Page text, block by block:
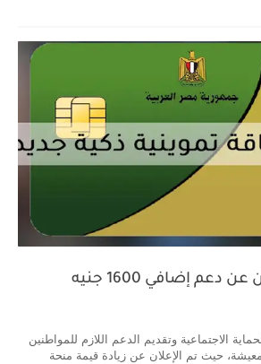
وزارة التموين تعلن عن دعم إضافي 1600 جنيه
الاجتماعية وتقديم الدعم اللازم للمواطنين
حيث تم الإعلان عن زيادة قيمة منحة